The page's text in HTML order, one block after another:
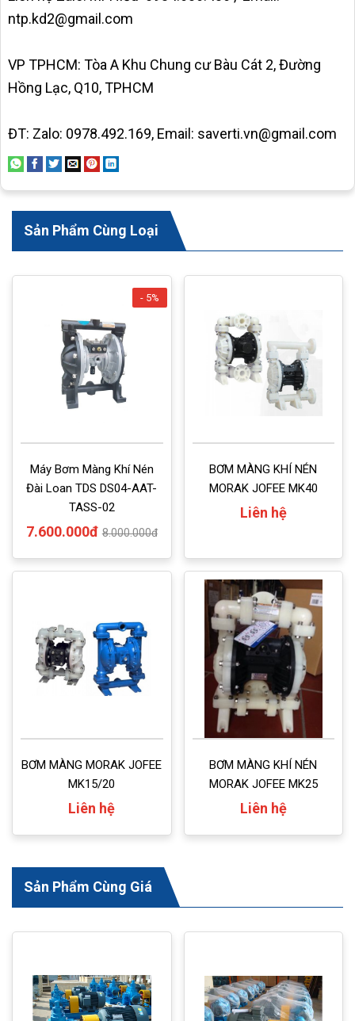
ntp.kd2@gmail.com
VP TPHCM: Tòa A Khu Chung cư Bàu Cát 2, Đường
Hồng Lạc, Q10, TPHCM
ĐT: Zalo: 0978.492.169, Email: saverti.vn@gmail.com
Sản Phẩm Cùng Loại
- 5%
Máy Bơm Màng Khí Nén
Đài Loan TDS DS04-AAT-
TASS-02
7.600.000đ 8.000.000đ
BƠM MÀNG KHÍ NÉN
MORAK JOFEE MK40
Liên hệ
BƠM MÀNG MORAK JOFEE
MK15/20
Liên hệ
BƠM MÀNG KHÍ NÉN
MORAK JOFEE MK25
Liên hệ
Sản Phẩm Cùng Giá